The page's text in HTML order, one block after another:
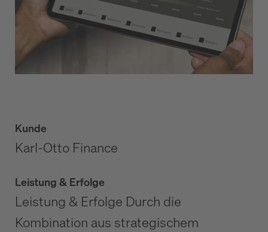
Kunde
Karl-Otto Finance
Leistung & Erfolge
Leistung & Erfolge Durch die
Kombination aus strategischem